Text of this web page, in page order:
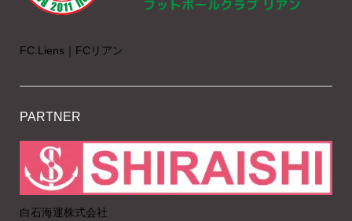
FC.Liens｜FCリアン
PARTNER
白石海運株式会社